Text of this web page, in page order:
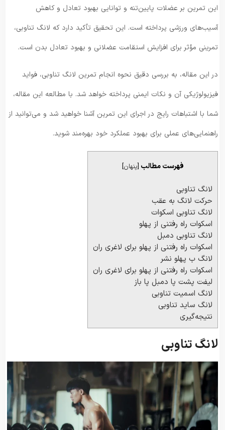
این تمرین بر عضلات پایین‌تنه و توانایی بهبود تعادل و کاهش
آسیب‌های ورزشی پرداخته است. این تحقیق تأکید دارد که لانگ تناوبی،
تمرینی مؤثر برای افزایش استقامت عضلانی و بهبود تعادل بدن است.
در این مقاله، به بررسی دقیق نحوه انجام تمرین لانگ تناوبی، فواید
فیزیولوژیکی آن و نکات ایمنی پرداخته خواهد شد. با مطالعه این مقاله،
شما با اشتباهات رایج در اجرای این تمرین آشنا خواهید شد و می‌توانید از
راهنمایی‌های عملی برای بهبود عملکرد خود بهره‌مند شوید.
فهرست مطالب [پنهان]
لانگ تناوبی
حرکت لانگ به عقب
لانگ تناوبی اسکوات
اسکوات راه رفتنی از پهلو
لانگ تناوبی دمبل
اسکوات راه رفتنی از پهلو برای لاغری ران
لانگ ب پهلو نشر
اسکوات راه رفتنی از پهلو برای لاغری ران
لیفت پشت پا دمبل پا باز
لانگ اسمیت تناوبی
لانگ ساید تناوبی
نتیجه‌گیری
لانگ تناوبی